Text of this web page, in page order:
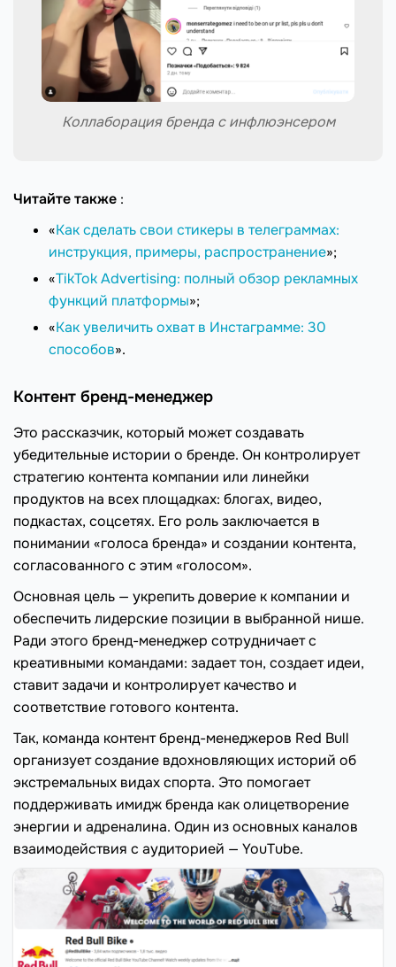
Коллаборация бренда с инфлюэнсером
Читайте также :
«Как сделать свои стикеры в телеграммах:
инструкция, примеры, распространение»;
«TikTok Advertising: полный обзор рекламных
функций платформы»;
«Как увеличить охват в Инстаграмме: 30
способов».
Контент бренд-менеджер
Это рассказчик, который может создавать
убедительные истории о бренде. Он контролирует
стратегию контента компании или линейки
продуктов на всех площадках: блогах, видео,
подкастах, соцсетях. Его роль заключается в
понимании «голоса бренда» и создании контента,
согласованного с этим «голосом».
Основная цель — укрепить доверие к компании и
обеспечить лидерские позиции в выбранной нише.
Ради этого бренд-менеджер сотрудничает с
креативными командами: задает тон, создает идеи,
ставит задачи и контролирует качество и
соответствие готового контента.
Так, команда контент бренд-менеджеров Red Bull
организует создание вдохновляющих историй об
экстремальных видах спорта. Это помогает
поддерживать имидж бренда как олицетворение
энергии и адреналина. Один из основных каналов
взаимодействия с аудиторией — YouTube.